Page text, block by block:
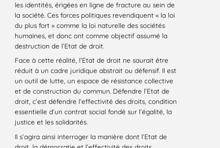
les identités, érigées en ligne de fracture au sein de
la société. Ces forces politiques revendiquent « la loi
du plus fort » comme la loi naturelle des sociétés
humaines, et donc ont comme objectif assumé la
destruction de l’Etat de droit.
Face à cette réalité, l’Etat de droit ne saurait être
réduit à un cadre juridique abstrait ou défensif. Il est
un outil de lutte, un espace de résistance collective
et de construction du commun. Défendre l’Etat de
droit, c’est défendre l’effectivité des droits, condition
essentielle d’un contrat social fondé sur l’égalité, la
justice et les solidarités.
Il s’agira ainsi interroger la manière dont l’Etat de